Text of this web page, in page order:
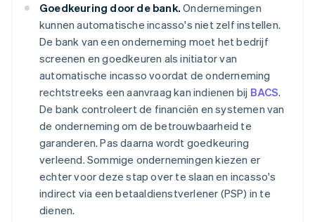
Goedkeuring door de bank. Ondernemingen
kunnen automatische incasso's niet zelf instellen.
De bank van een onderneming moet het bedrijf
screenen en goedkeuren als initiator van
automatische incasso voordat de onderneming
rechtstreeks een aanvraag kan indienen bij BACS.
De bank controleert de financiën en systemen van
de onderneming om de betrouwbaarheid te
garanderen. Pas daarna wordt goedkeuring
verleend. Sommige ondernemingen kiezen er
echter voor deze stap over te slaan en incasso's
indirect via een betaaldienstverlener (PSP) in te
dienen.